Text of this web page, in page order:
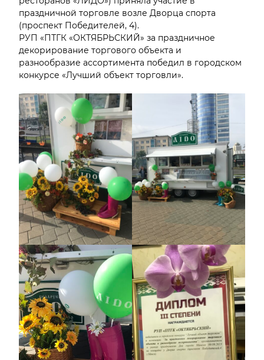
праздничной торговле возле Дворца спорта
(проспект Победителей, 4).
РУП «ПТГК «ОКТЯБРЬСКИЙ» за праздничное
декорирование торгового объекта и
разнообразие ассортимента победил в городском
конкурсе «Лучший объект торговли».